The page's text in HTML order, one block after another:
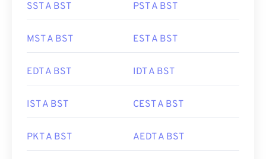
SST A BST PST A BST
MST A BST EST A BST
EDT A BST IDT A BST
IST A BST CEST A BST
PKT A BST AEDT A BST